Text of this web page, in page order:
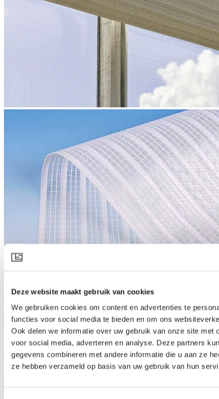
Deze website maakt gebruik van cookies
We gebruiken cookies om content en advertenties te
functies voor social media te bieden en om ons
Ook delen we informatie over uw gebruik van onze site met
voor social media, adverteren en analyse. Deze partners
gegevens combineren met andere informatie die u aan ze
ze hebben verzameld op basis van uw gebruik van hun
HARMONY 4445 R FR
Productspecificatie downloaden
Productbeschrijving
Vlamvertragend rolscherm voor lichtspreiding en
energiebesparing
HARMONY 4445 R FR is een wit rolscherm met gesloten